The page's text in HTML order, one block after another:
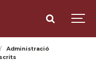
Administració